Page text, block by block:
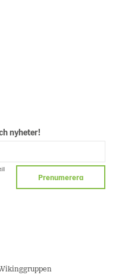
nyheter!
Prenumerera